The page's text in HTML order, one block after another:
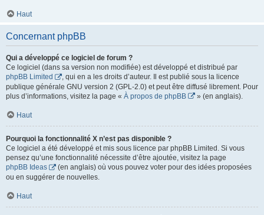
Haut
Concernant phpBB
Qui a développé ce logiciel de forum ?
Ce logiciel (dans sa version non modifiée) est développé et distribué par
phpBB Limited
, qui en a les droits d’auteur. Il est publié sous la licence
publique générale GNU version 2 (GPL-2.0) et peut être diffusé librement. Pour
plus d’informations, visitez la page « À propos de phpBB » (en anglais).
Haut
Pourquoi la fonctionnalité X n’est pas disponible ?
Ce logiciel a été développé et mis sous licence par phpBB Limited. Si vous
pensez qu’une fonctionnalité nécessite d’être ajoutée, visitez la page
phpBB Ideas
(en anglais) où vous pouvez voter pour des idées proposées
ou en suggérer de nouvelles.
Haut